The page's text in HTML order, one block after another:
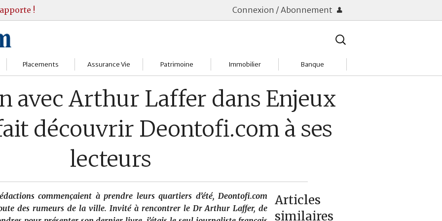
! Connexion / Abonnement
Rechercher
Placements
Fonds d’investissments
Assurance vie
Divers
Assurance Vie
Assureurs
Choisir
Comprendre
Contrats
Patrimoine
Bilan Patrimoine
Conseil Gestion
Objectifs & stratégie
Immobilier
Acheter
Investir
Banque
Comptes & Livrets
Emprunter
Réclamations
avec Arthur Laffer dans Enjeux
découvrir Deontofi.com à ses
lecteurs
commençaient à prendre leurs quartiers d’été, Deontofi.com
des rumeurs de la ville. Invité à rencontrer le Dr Arthur Laffer, de
Articles
similaires